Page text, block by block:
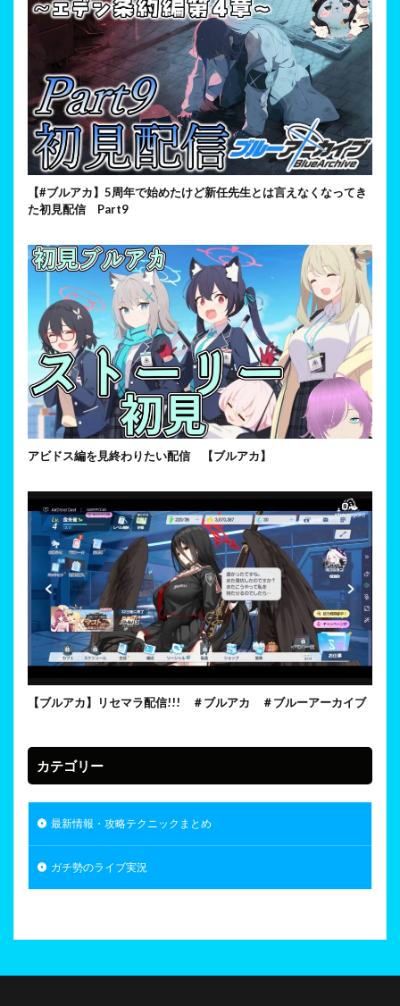
【#ブルアカ】5周年で始めたけど新任先生とは言えなくなってき
た初見配信 Part9
アビドス編を見終わりたい配信 【ブルアカ】
【ブルアカ】リセマラ配信!!! ＃ブルアカ ＃ブルーアーカイブ
カテゴリー
最新情報・攻略テクニックまとめ
ガチ勢のライブ実況